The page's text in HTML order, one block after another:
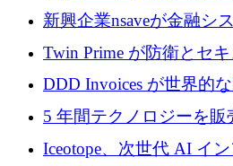
ドルで7,000万ドルを調達
新興企業nsaveが金融シ
たシリア人に国際銀行
Twin Prime が防衛とセ
ロンティア AI モデルを
万ドルのプレシードを
DDD Invoices が世界的
ライアンスを簡素化する
を調達
5 年間テクノロジーを販
プリンティングのスター
Iceotope、次世代 AI イ